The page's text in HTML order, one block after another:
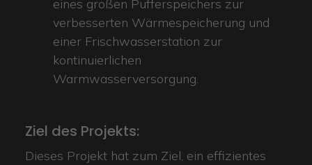
eines großen Pufferspeichers zur
verbesserten Wärmespeicherung und
einer Frischwasserstation zur
kontinuierlichen
Warmwasserversorgung.
Ziel des Projekts:
Dieses Projekt hat zum Ziel, ein effizientes